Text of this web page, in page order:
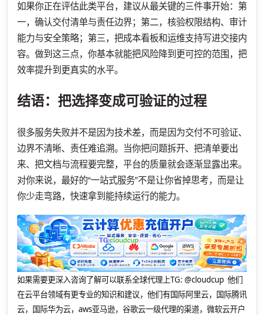
如果你正在评估此类平台，建议从最关键的三件事开始：第
一，确认交付清单与责任边界；第二，核验权限结构、审计
能力与安全策略；第三，把成本看板和运维支持写进交接内
容。做到这三点，你基本就能把风险降到更可控的范围，把
效率提升到更真实的水平。
结语：把选择变成可验证的过程
很多服务失败并不是因为技术差，而是因为交付不可验证、
边界不清晰、责任难追溯。当你把问题拆开、把清单要出
来、把文档与流程要完整，平台的质量就会逐渐显露出来。
对你来说，最好的“一站式服务”不是让你省掉思考，而是让
你少走弯路，快速拿到能持续运行的能力。
如果需要更深入咨询了解可以联系全球代理上TG: @cloudcup 他们
在云平台领域有更专业的知识和建议，他们有国际阿里云，国际腾讯
云，国际华为云，aws亚马逊，谷歌云一级代理的渠道，微软云开户